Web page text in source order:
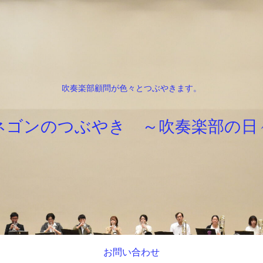
吹奏楽部顧問が色々とつぶやきます。
ゴンのつぶやき ～吹奏楽部の日
お問い合わせ